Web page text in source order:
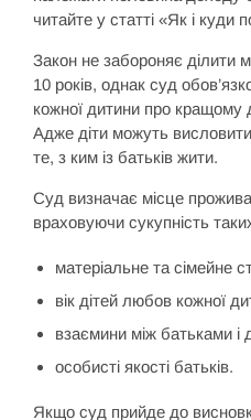
читайте у статті «Як і куди
Закон не забороняє ділити
10 років, однак суд
кожної дитини про кращому
Адже діти можуть
те, з ким із батьків жити.
Суд визначає місце
враховуючи сукупність
матеріальне та сімейне
вік дітей любов кожної
взаємини між батьками і
особисті якості батьків.
Якщо суд прийде до